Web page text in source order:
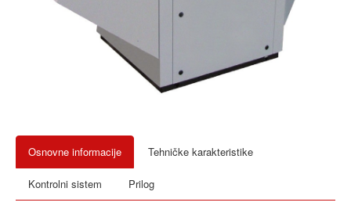
Osnovne informacije Tehničke karakteristike
Kontrolni sistem Prilog